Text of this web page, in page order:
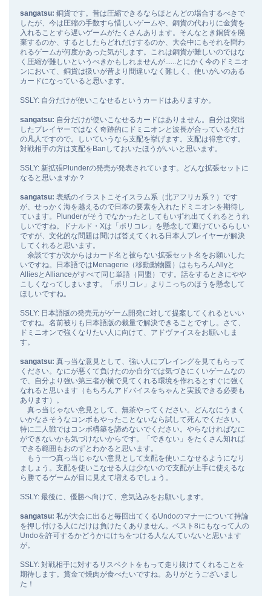
sangatsu: 銅貨です。昔は圧縮できるならほとんどの場合するべきで
したが、今は圧縮の手数すら惜しいゲームや、銅貨の代わりに金貨を
入れることすら遅いゲームがたくさんあります。そんなとき銅貨を廃
棄するのか、するとしたらどれだけするのか、大会中にもそれを問わ
れるゲームが何度かあった気がします。これは銅貨が難しいのではな
く圧縮が難しいというべきかもしれませんが......とにかく今のドミニオ
ンにおいて、銅貨は扱いが昔より間違いなく難しく、使いがいのある
カードになっていると思います。
SSLY: 自分だけが使いこなせるというカードはありますか。
sangatsu: 自分だけが使いこなせるカードはありません。自分は突出
したプレイヤーではなく奇跡的にドミニオンと波長が合っているだけ
の凡人ですので。しいていうなら支配を挙げます。支配は得意です。
対戦相手の方は支配をBanしておいたほうがいいと思います。
SSLY: 新拡張Plunderの発売が発表されています。どんな拡張セットに
なると思いますか？
sangatsu: 表紙のイラストこそイスラム系（北アフリカ系？）です
が、せっかく海を越えるので日本の要素を入れたドミニオンを期待し
ています。Plunderがそうでなかったとしてもいずれ出てくれるとうれ
しいですね。ドナルド・Xは「ポリコレ」を懸念して避けているらしい
ですが、文化的な問題は聞けば答えてくれる日本人プレイヤーが解決
してくれると思います。
余談ですが次からはカード名と被らない拡張セット名をお願いした
いですね。日本語ではMenagerie（移動動物園）はもちろんAllyと
AlliesとAllianceがすべて同じ単語（同盟）です。話をするときにやや
こしくなってしまいます。「ポリコレ」よりこっちのほうを懸念して
ほしいですね。
SSLY: 日本語版の発売元がゲーム開発に対して提案してくれるといい
ですね。名前被りも日本語版の裁量で解決できることですし。さて、
ドミニオンで強くなりたい人に向けて、アドヴァイスをお願いしま
す。
sangatsu: 真っ当な意見として、強い人にプレイングを見てもらって
ください。なにが悪くて負けたのか自分では気づきにくいゲームなの
で、自分より強い第三者が横で見てくれる環境を作れるとすぐに強く
なれると思います（もちろんアドバイスをちゃんと実践できる必要も
あります）。
真っ当じゃない意見として、無茶やってください。どんなにうまく
いかなさそうなコンボもやったことないなら試して死んでください。
特に二人戦ではコンボ構築を諦めないでください。やらなければなに
ができないかも気づけないからです。「できない」をたくさん知れば
できる範囲もおのずとわかると思います。
もう一つ真っ当じゃない意見として支配を使いこなせるようになり
ましょう。支配を使いこなせる人は少ないので支配が上手に使えるな
ら勝てるゲームが目に見えて増えるでしょう。
SSLY: 最後に、優勝へ向けて、意気込みをお願いします。
sangatsu: 私が大会に出ると毎回出てくるUndoのマナーについて持論
を押し付ける人にだけは負けたくありません。ベスト8にもなって人の
Undoを許可するかどうかにけちをつける人なんていないと思います
が。
SSLY: 対戦相手に対するリスペクトをもって走り抜けてくれることを
期待します。賞金で焼肉が食べたいですね。ありがとうございまし
た！